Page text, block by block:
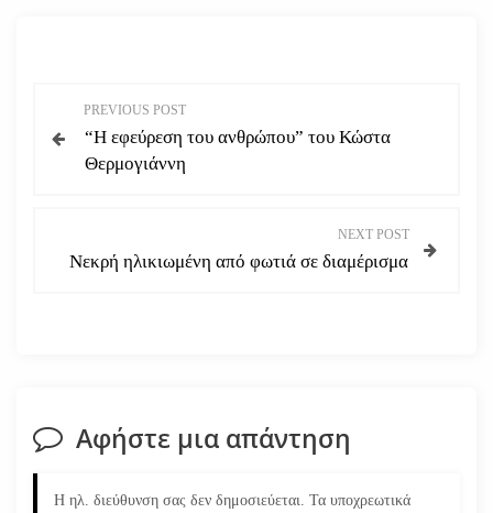
λ
η
PREVIOUS POST
“Η εφεύρεση του ανθρώπου” του Κώστα
Θερμογιάννη
NEXT POST
Νεκρή ηλικιωμένη από φωτιά σε διαμέρισμα
Αφήστε μια απάντηση
Η ηλ. διεύθυνση σας δεν δημοσιεύεται. Τα υποχρεωτικά